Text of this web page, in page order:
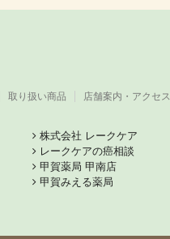
取り扱い商品 店舗案内・アクセス
株式会社 レークケア
レークケアの癌相談
甲賀薬局 甲南店
甲賀みえる薬局